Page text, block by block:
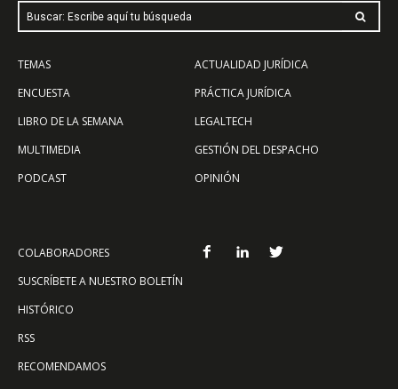
Buscar: Escribe aquí tu búsqueda
TEMAS
ENCUESTA
LIBRO DE LA SEMANA
MULTIMEDIA
PODCAST
ACTUALIDAD JURÍDICA
PRÁCTICA JURÍDICA
LEGALTECH
GESTIÓN DEL DESPACHO
OPINIÓN
COLABORADORES
SUSCRÍBETE A NUESTRO BOLETÍN
HISTÓRICO
RSS
RECOMENDAMOS